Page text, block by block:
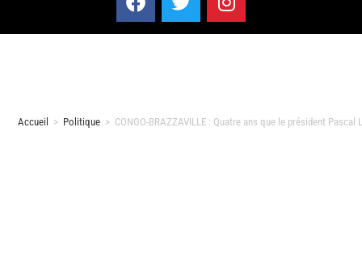
Accueil > Politique > CONGO-BRAZZAVILLE : Quatre ans que le président Pascal